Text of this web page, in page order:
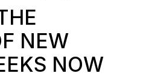
NEW
NOW